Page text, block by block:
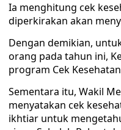
Ia menghitung cek
diperkirakan akan
Dengan demikian,
orang pada tahun ini,
program Cek
Sementara itu, Wakil
menyatakan cek
ikhtiar untuk